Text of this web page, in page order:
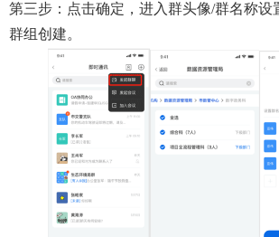
第三步：点击确定，进入群头像/群名称设
群组创建。